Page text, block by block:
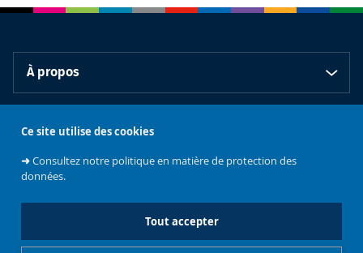
Ce site utilise des cookies
➜Consultez notre politique en matière de protection des
données.
Tout accepter
À propos
Nos partenaires
L'Extension de l'ULB
Abonnez vous à notre chaîne YouTube